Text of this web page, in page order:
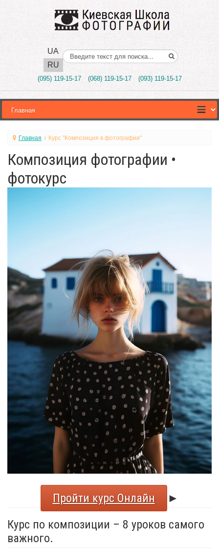
UA
RU
Поиск..
(095) 119-15-17 (068) 119-15-17 (093) 119-15-17
Главная Курс "Композиция в фотографии"
Композиция фотографии •
фотокурс
Пройти курс Онлайн
►
Курс по композиции – 8 уроков самого
важного.